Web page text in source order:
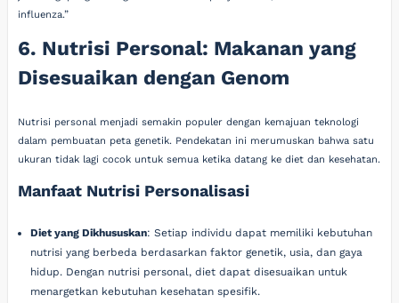
influenza.”
6. Nutrisi Personal: Makanan yang
Disesuaikan dengan Genom
Nutrisi personal menjadi semakin populer dengan kemajuan teknologi
dalam pembuatan peta genetik. Pendekatan ini merumuskan bahwa satu
ukuran tidak lagi cocok untuk semua ketika datang ke diet dan kesehatan.
Manfaat Nutrisi Personalisasi
Diet yang Dikhususkan: Setiap individu dapat memiliki kebutuhan
nutrisi yang berbeda berdasarkan faktor genetik, usia, dan gaya
hidup. Dengan nutrisi personal, diet dapat disesuaikan untuk
menargetkan kebutuhan kesehatan spesifik.